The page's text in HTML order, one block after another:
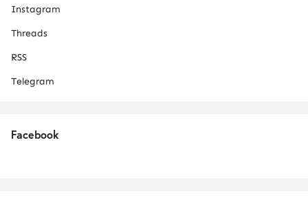
Instagram
Threads
RSS
Telegram
Facebook